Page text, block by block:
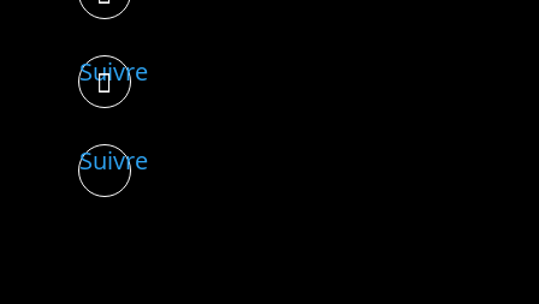
Suivre
Suivre